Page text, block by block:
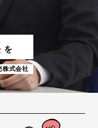
を
株式会社